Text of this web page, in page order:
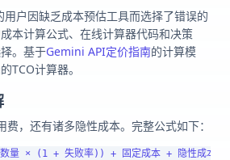
用户因缺乏成本预估工具而选择了错误的
本计算公式、在线计算器代码和决策
。基于Gemini API定价指南的计算模
TCO计算器。
费，还有诸多隐性成本。完整公式如下：
量 × (1 + 失败率)) + 固定成本 + 隐性成本